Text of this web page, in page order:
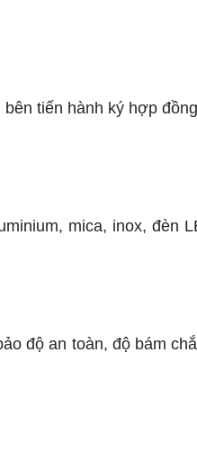
tiến hành ký hợp
mica, inox, đèn
độ an toàn, độ bám